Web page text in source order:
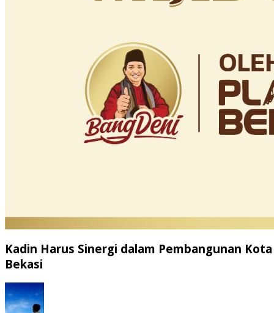
Kadin Harus Sinergi dalam Pembangunan Kota
Bekasi